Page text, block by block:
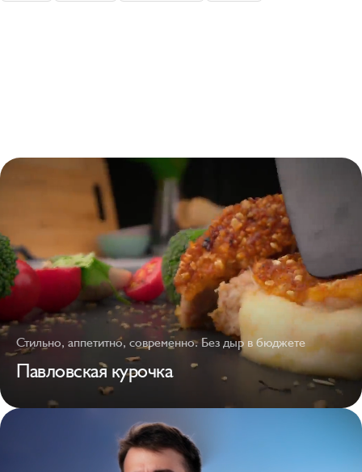
Стильно, аппетитно, современно. Без дыр в бюджете
Павловская курочка